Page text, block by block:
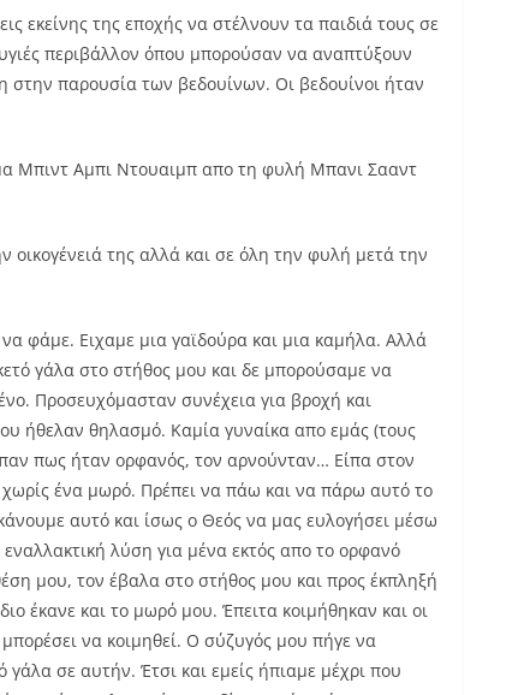
εκείνης της εποχής να στέλνουν τα παιδιά τους σε
περιβάλλον όπου μπορούσαν να αναπτύξουν
στην παρουσία των βεδουίνων. Οι βεδουίνοι ήταν
Μπιντ Αμπι Ντουαιμπ απο τη φυλή Μπανι Σααντ
οικογένειά της αλλά και σε όλη την φυλή μετά την
φάμε. Ειχαμε μια γαϊδούρα και μια καμήλα. Αλλά
γάλα στο στήθος μου και δε μπορούσαμε να
Προσευχόμασταν συνέχεια για βροχή και
ήθελαν θηλασμό. Καμία γυναίκα απο εμάς (τους
πως ήταν ορφανός, τον αρνούνταν… Είπα στον
ένα μωρό. Πρέπει να πάω και να πάρω αυτό το
αυτό και ίσως ο Θεός να μας ευλογήσει μέσω
λύση για μένα εκτός απο το ορφανό
μου, τον έβαλα στο στήθος μου και προς έκπληξή
έκανε και το μωρό μου. Έπειτα κοιμήθηκαν και οι
να κοιμηθεί. Ο σύζυγός μου πήγε να
σε αυτήν. Έτσι και εμείς ήπιαμε μέχρι που